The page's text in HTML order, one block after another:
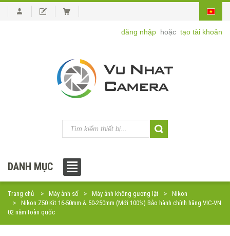
đăng nhập hoặc tạo tài khoản
DANH MỤC
Trang chủ Máy ảnh số Máy ảnh không gương lật
Nikon
Nikon Z50 Kit 16-50mm & 50-250mm (Mới 100%) Bảo hành chính hãng VIC-VN
02 năm toàn quốc